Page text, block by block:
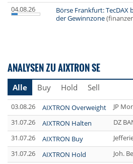
04.08.26
Börse Frankfurt:
der Gewinnzone
ANALYSEN ZU AIXTRON SE
Alle Buy Hold Sell
03.08.26 AIXTRON Overweight
JP
31.07.26
AIXTRON Halten
DZ
31.07.26
AIXTRON Buy
31.07.26
AIXTRON Hold
Joh.